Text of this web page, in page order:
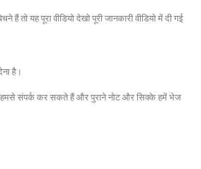
हैं तो यह पूरा वीडियो देखो पूरी जानकारी वीडियो में दी गई
है।
हमसे संपर्क कर सकते हैं और पुराने नोट और सिक्के हमें भेज